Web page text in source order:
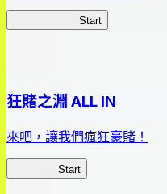
Start
狂賭之淵 ALL IN
來吧，讓我們瘋狂豪賭！
Start